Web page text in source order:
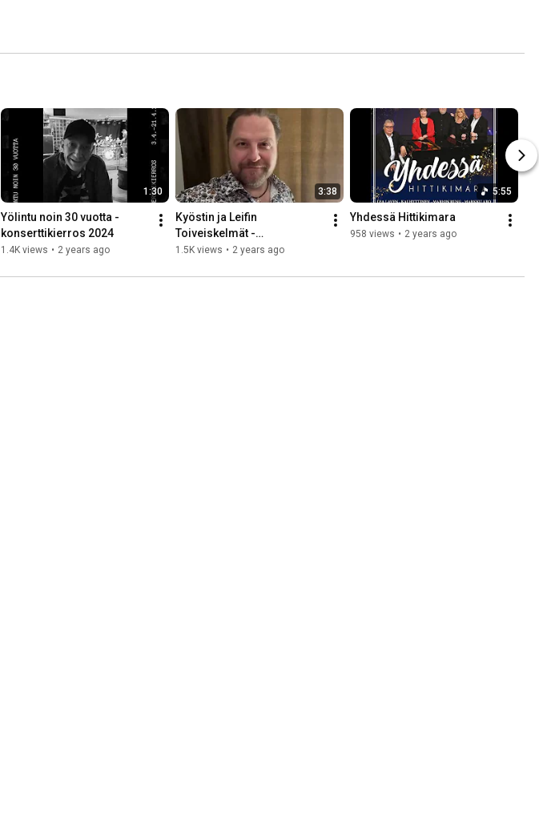
1:30
Yölintu noin 30 vuotta -
konserttikierros 2024
1.4K views • 2 years ago
3:38
Kyöstin ja Leifin
Toiveiskelmät -
konserttikiertueen tiimi
1.5K views • 2 years ago
5:55
Yhdessä Hittikimara
958 views • 2 years ago